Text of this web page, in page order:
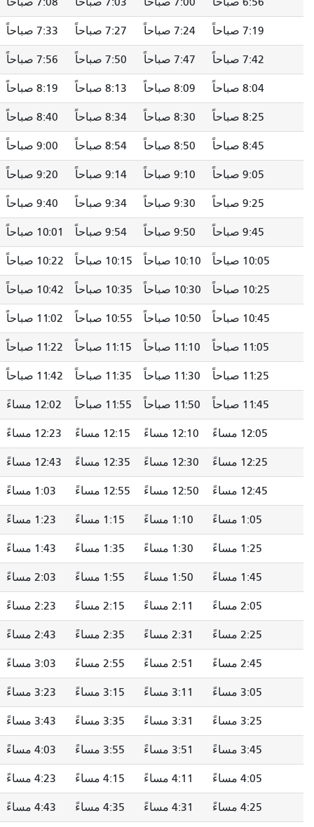
7:27 صباحاً 7:33 صباحاً 7:40 صباحاً
7:50 صباحاً 7:56 صباحاً 8:03 صباحاً
8:13 صباحاً 8:19 صباحاً 8:27 صباحاً
8:34 صباحاً 8:40 صباحاً 8:48 صباحاً
8:54 صباحاً 9:00 صباحاً 9:08 صباحاً
9:14 صباحاً 9:20 صباحاً 9:28 صباحاً
9:34 صباحاً 9:40 صباحاً 9:48 صباحاً
9:54 صباحاً 10:01 صباحاً 10:09 صباحاً
10:15 صباحاً 10:22 صباحاً 10:29 صباحاً
10:35 صباحاً 10:42 صباحاً 10:49 صباحاً
10:55 صباحاً 11:02 صباحاً 11:09 صباحًا
11:15 صباحاً 11:22 صباحاً 11:29 صباحاً
11:35 صباحاً 11:42 صباحاً 11:49 صباحاً
11:55 صباحاً 12:02 مساءً 12:09 مساءً
12:15 مساءً 12:23 مساءً 12:30 مساءً
12:35 مساءً 12:43 مساءً 12:50 مساءً
12:55 مساءً 1:03 مساءً 1:10 مساءً
1:15 مساءً 1:23 مساءً 1:30 مساءً
1:35 مساءً 1:43 مساءً 1:50 مساءً
1:55 مساءً 2:03 مساءً 2:10 مساءً
2:15 مساءً 2:23 مساءً 2:30 مساءً
2:35 مساءً 2:43 مساءً 2:50 مساءً
2:55 مساءً 3:03 مساءً 3:10 مساءً
3:15 مساءً 3:23 مساءً 3:30 مساءً
3:35 مساءً 3:43 مساءً 3:50 مساءً
3:55 مساءً 4:03 مساءً 4:10 مساءً
4:15 مساءً 4:23 مساءً 4:30 مساءً
4:35 مساءً 4:43 مساءً 4:50 مساءً